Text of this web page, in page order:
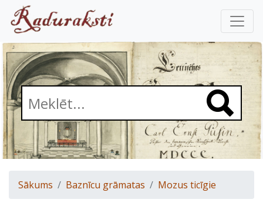
Sākums Baznīcu grāmatas Mozus ticīgie